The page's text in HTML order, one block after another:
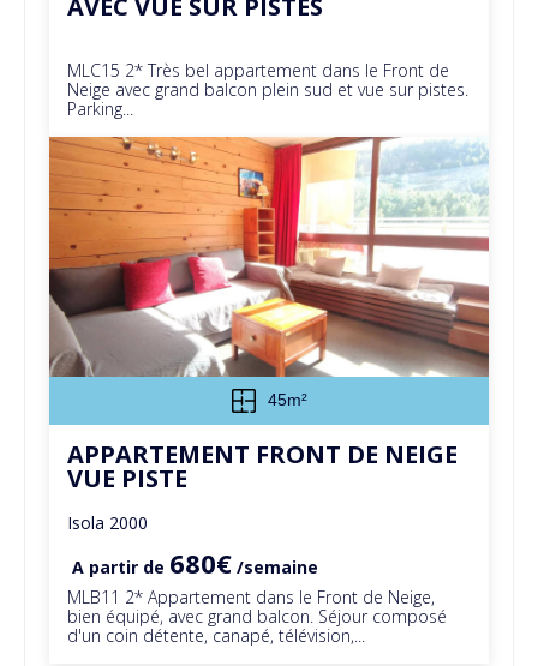
AVEC VUE SUR PISTES
MLC15 2* Très bel appartement dans le Front de
Neige avec grand balcon plein sud et vue sur pistes.
Parking...
45m²
APPARTEMENT FRONT DE NEIGE
VUE PISTE
Isola 2000
A partir de 680€ /semaine
MLB11 2* Appartement dans le Front de Neige,
bien équipé, avec grand balcon. Séjour composé
d'un coin détente, canapé, télévision,...